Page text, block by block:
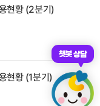
현황 (2분기)
현황 (1분기)
챗봇 상담